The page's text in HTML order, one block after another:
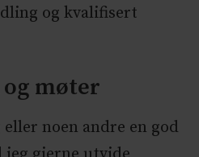
og kvalifisert
møter
eller noen andre en god